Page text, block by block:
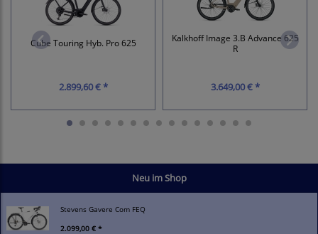
Neu im Shop
Stevens Gavere Com FEQ
2.099,00 € *
Cube Touring Hyb. Pro 625
2.899,60 € *
Kalkhoff Image 3.B Advance 625
R
3.649,00 € *